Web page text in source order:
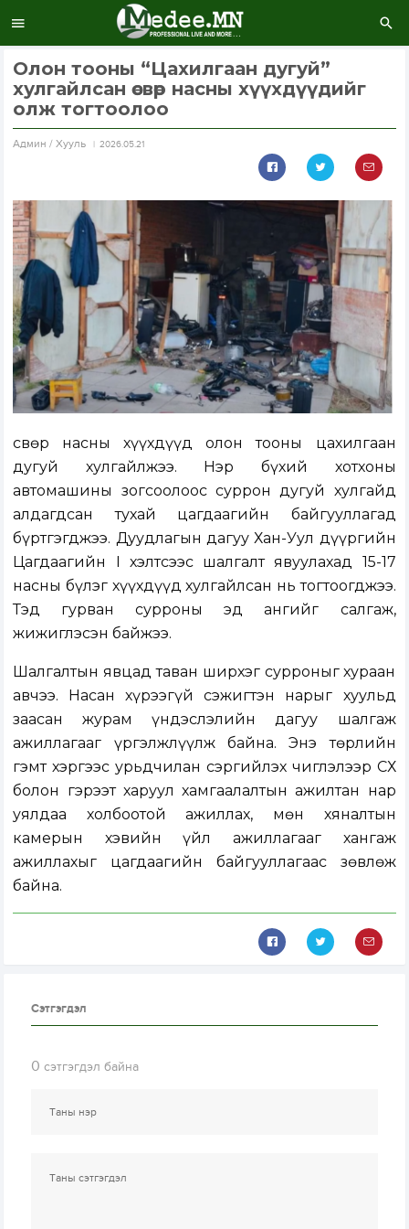
Олон тооны “Цахилгаан дугуй”
хулгайлсан өсвөр насны хүүхдүүдийг
олж тогтоолоо
Aдмин / Хууль 2026.05.21
Өсвөр насны хүүхдүүд олон тооны цахилгаан
дугуй хулгайлжээ. Нэр бүхий хотхоны
автомашины зогсоолоос суррон дугуй хулгайд
алдагдсан тухай цагдаагийн байгууллагад
бүртгэгджээ. Дуудлагын дагуу Хан-Уул дүүргийн
Цагдаагийн I хэлтсээс шалгалт явуулахад 15-17
насны бүлэг хүүхдүүд хулгайлсан нь тогтоогджээ.
Тэд гурван сурроны эд ангийг салгаж,
жижиглэсэн байжээ.
Шалгалтын явцад таван ширхэг сурроныг хураан
авчээ. Насан хүрээгүй сэжигтэн нарыг хуульд
заасан журам үндэслэлийн дагуу шалгаж
ажиллагааг үргэлжлүүлж байна. Энэ төрлийн
гэмт хэргээс урьдчилан сэргийлэх чиглэлээр СӨХ
болон гэрээт харуул хамгаалалтын ажилтан нар
уялдаа холбоотой ажиллах, мөн хяналтын
камерын хэвийн үйл ажиллагааг хангаж
ажиллахыг цагдаагийн байгууллагаас зөвлөж
байна.
Сэтгэгдэл
0 сэтгэгдэл байна